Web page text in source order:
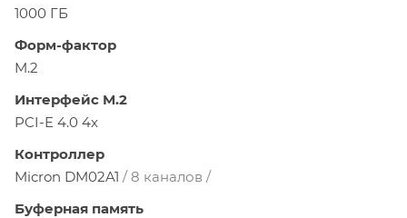
1000 ГБ
Форм-фактор
M.2
Интерфейс M.2
PCI-E 4.0 4x
Контроллер
Micron DM02A1 / 8 каналов /
Буферная память